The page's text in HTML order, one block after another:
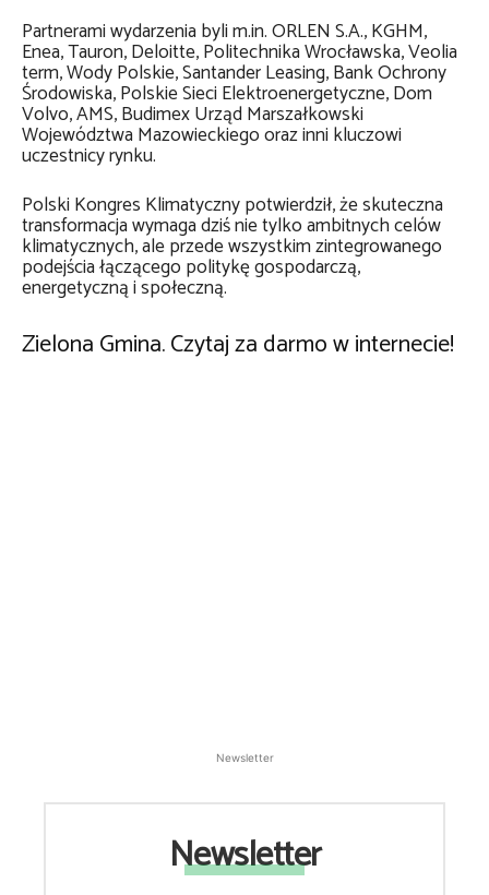
Partnerami wydarzenia byli m.in. ORLEN S.A., KGHM,
Enea, Tauron, Deloitte, Politechnika Wrocławska, Veolia
term, Wody Polskie, Santander Leasing, Bank Ochrony
Środowiska, Polskie Sieci Elektroenergetyczne, Dom
Volvo, AMS, Budimex Urząd Marszałkowski
Województwa Mazowieckiego oraz inni kluczowi
uczestnicy rynku.
Polski Kongres Klimatyczny potwierdził, że skuteczna
transformacja wymaga dziś nie tylko ambitnych celów
klimatycznych, ale przede wszystkim zintegrowanego
podejścia łączącego politykę gospodarczą,
energetyczną i społeczną.
Zielona Gmina. Czytaj za darmo w internecie!
Newsletter
Newsletter